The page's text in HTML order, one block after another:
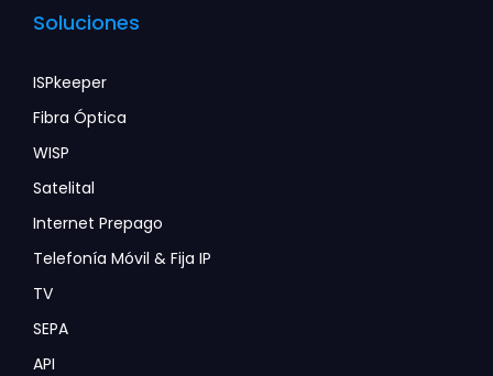
Soluciones
ISPkeeper
Fibra Óptica
WISP
Satelital
Internet Prepago
Telefonía Móvil & Fija IP
TV
SEPA
API